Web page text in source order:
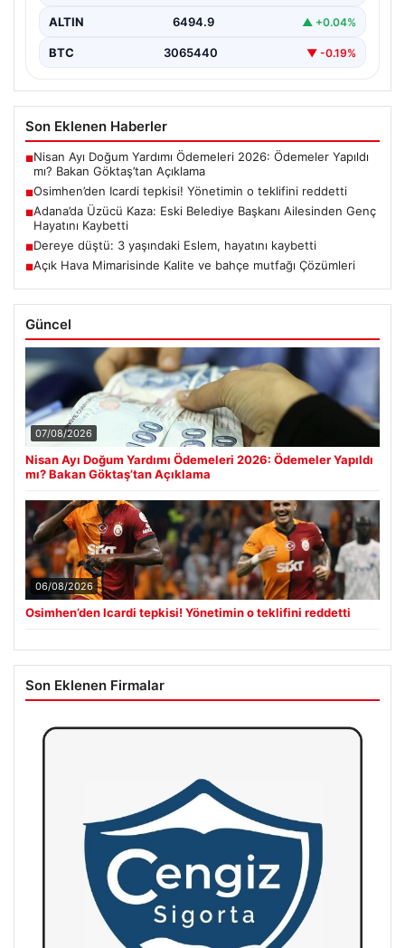
ALTIN 6494.9 ▲ +0.04%
BTC 3065440 ▼ -0.19%
Son Eklenen Haberler
■Nisan Ayı Doğum Yardımı Ödemeleri 2026: Ödemeler Yapıldı
mı? Bakan Göktaş’tan Açıklama
■Osimhen’den Icardi tepkisi! Yönetimin o teklifini reddetti
■Adana’da Üzücü Kaza: Eski Belediye Başkanı Ailesinden Genç
Hayatını Kaybetti
■Dereye düştü: 3 yaşındaki Eslem, hayatını kaybetti
■Açık Hava Mimarisinde Kalite ve bahçe mutfağı Çözümleri
Güncel
07/08/2026
Nisan Ayı Doğum Yardımı Ödemeleri 2026: Ödemeler Yapıldı
mı? Bakan Göktaş’tan Açıklama
06/08/2026
Osimhen’den Icardi tepkisi! Yönetimin o teklifini reddetti
Son Eklenen Firmalar